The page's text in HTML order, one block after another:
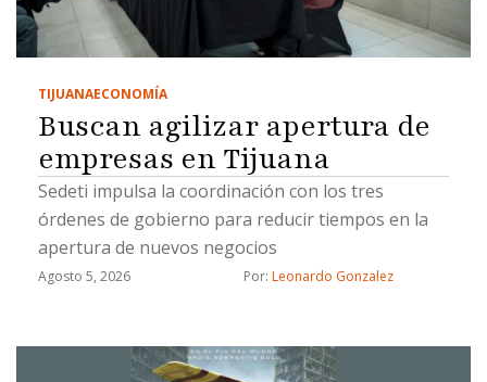
TIJUANAECONOMÍA
Buscan agilizar apertura de
empresas en Tijuana
Sedeti impulsa la coordinación con los tres
órdenes de gobierno para reducir tiempos en la
apertura de nuevos negocios
Agosto 5, 2026 Por: Leonardo Gonzalez